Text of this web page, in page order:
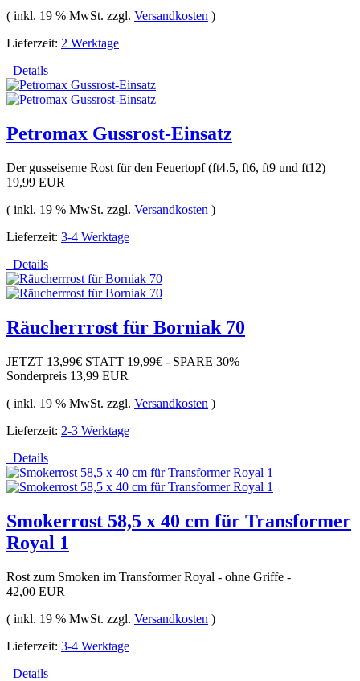
( inkl. 19 % MwSt. zzgl. Versandkosten )
Lieferzeit: 2 Werktage
Details
Petromax Gussrost-Einsatz
Der gusseiserne Rost für den Feuertopf (ft4.5, ft6, ft9 und ft12)
19,99 EUR
( inkl. 19 % MwSt. zzgl. Versandkosten )
Lieferzeit: 3-4 Werktage
Details
Räucherrrost für Borniak 70
JETZT 13,99€ STATT 19,99€ - SPARE 30%
Sonderpreis 13,99 EUR
( inkl. 19 % MwSt. zzgl. Versandkosten )
Lieferzeit: 2-3 Werktage
Details
Smokerrost 58,5 x 40 cm für Transformer
Royal 1
Rost zum Smoken im Transformer Royal - ohne Griffe -
42,00 EUR
( inkl. 19 % MwSt. zzgl. Versandkosten )
Lieferzeit: 3-4 Werktage
Details